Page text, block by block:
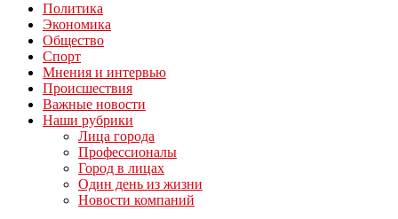
Политика
Экономика
Общество
Спорт
Мнения и интервью
Происшествия
Важные новости
Наши рубрики
Лица города
Профессионалы
Город в лицах
Один день из жизни
Новости компаний